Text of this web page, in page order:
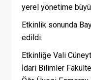
yerel yönetime
Etkinlik sonunda
edildi.
Etkinliğe Vali
İdari Bilimler